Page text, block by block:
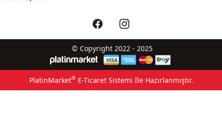
© Copyright 2022 - 2025
PlatinMarket®E-Ticaret Sistemi İle Hazırlanmıştır.